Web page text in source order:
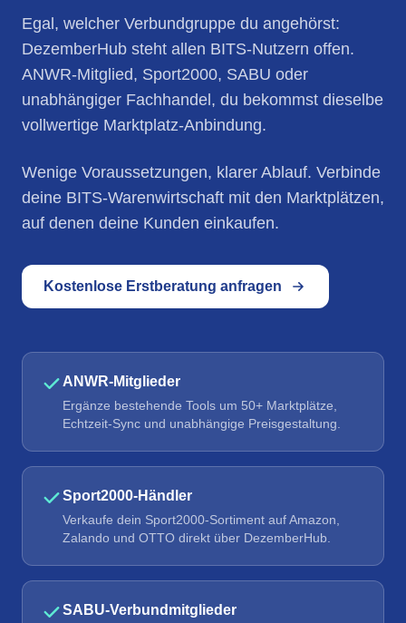
Egal, welcher Verbundgruppe du angehörst:
DezemberHub steht allen BITS-Nutzern offen.
ANWR-Mitglied, Sport2000, SABU oder
unabhängiger Fachhandel, du bekommst dieselbe
vollwertige Marktplatz-Anbindung.
Wenige Voraussetzungen, klarer Ablauf. Verbinde
deine BITS-Warenwirtschaft mit den Marktplätzen,
auf denen deine Kunden einkaufen.
Kostenlose Erstberatung anfragen
ANWR-Mitglieder
Ergänze bestehende Tools um 50+ Marktplätze,
Echtzeit-Sync und unabhängige Preisgestaltung.
Sport2000-Händler
Verkaufe dein Sport2000-Sortiment auf Amazon,
Zalando und OTTO direkt über DezemberHub.
SABU-Verbundmitglieder